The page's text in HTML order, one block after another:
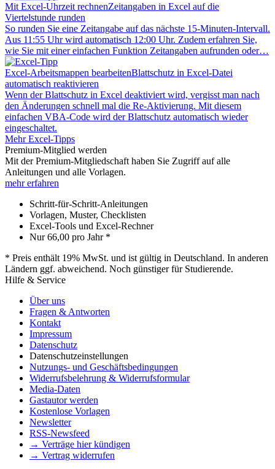
Mit Excel-Uhrzeit rechnenZeitangaben in Excel auf die
Viertelstunde runden
So runden Sie eine Zeitangabe auf das nächste 15-Minuten-Intervall.
Aus 11:55 Uhr wird automatisch 12:00 Uhr. Zudem erfahren Sie,
wie Sie mit einer einfachen Funktion Zeitangaben aufrunden oder…
Excel-Arbeitsmappen bearbeitenBlattschutz in Excel-Datei
automatisch reaktivieren
Wenn der Blattschutz in Excel deaktiviert wird, vergisst man nach
den Änderungen schnell mal die Re-Aktivierung. Mit diesem
einfachen VBA-Code wird der Blattschutz automatisch wieder
eingeschaltet.
Mehr Excel-Tipps
Premium-Mitglied werden
Mit der Premium-Mitgliedschaft haben Sie Zugriff auf alle
Anleitungen und alle Vorlagen.
mehr erfahren
Schritt-für-Schritt-Anleitungen
Vorlagen, Muster, Checklisten
Excel-Tools und Excel-Rechner
Nur66,00 pro Jahr *
* Preis enthält 19% MwSt. und ist gültig in Deutschland. In anderen
Ländern ggf. abweichend. Noch günstiger für Studierende.
Hilfe & Service
Über uns
Fragen & Antworten
Kontakt
Impressum
Datenschutz
Datenschutzeinstellungen
Nutzungs- und Geschäftsbedingungen
Widerrufsbelehrung & Widerrufsformular
Media-Daten
Gastautor werden
Kostenlose Vorlagen
Newsletter
RSS-Newsfeed
→ Verträge hier kündigen
→ Vertrag widerrufen